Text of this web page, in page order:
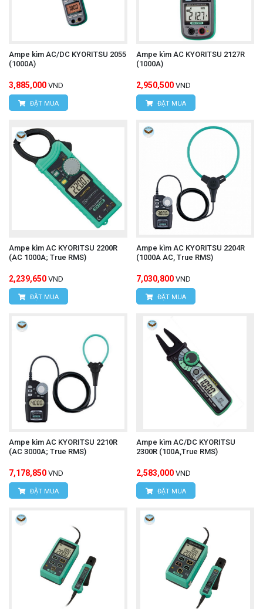
Ampe kìm AC/DC KYORITSU 2055
(1000A)
3,885,000 VND
ĐẶT MUA
Ampe kìm AC KYORITSU 2127R
(1000A)
2,950,500 VND
ĐẶT MUA
Ampe kìm AC KYORITSU 2200R
(AC 1000A; True RMS)
2,239,650 VND
ĐẶT MUA
Ampe kìm AC KYORITSU 2204R
(1000A AC, True RMS)
7,030,800 VND
ĐẶT MUA
Ampe kìm AC KYORITSU 2210R
(AC 3000A; True RMS)
7,178,850 VND
ĐẶT MUA
Ampe kìm AC/DC KYORITSU
2300R (100A,True RMS)
2,583,000 VND
ĐẶT MUA